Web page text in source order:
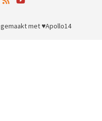
met ♥Apollo14